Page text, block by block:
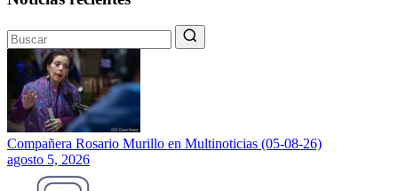
Compañera Rosario Murillo en Multinoticias (05-08-26)
agosto 5, 2026